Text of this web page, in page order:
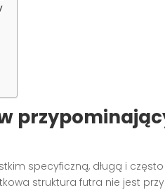
specyficzną, długą i
struktura futra nie jest